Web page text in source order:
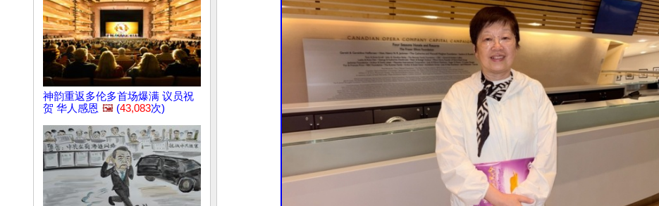
神韵重返多伦多首场爆满 议员祝
贺 华人感恩 🖼️ (43,083次)